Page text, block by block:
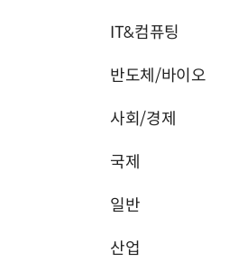
IT&컴퓨팅
반도체/바이오
사회/경제
국제
일반
산업